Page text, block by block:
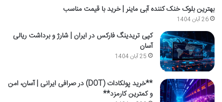
بهترین بلوک خنک کننده آبی ماینر | خرید با قیمت مناسب
26 آبان 1404
کپی تریدینگ فارکس در ایران | شارژ و برداشت ریالی
آسان
25 آبان 1404
**خرید پولکادات (DOT) در صرافی ایرانی | آسان، امن
و کمترین کارمزد**